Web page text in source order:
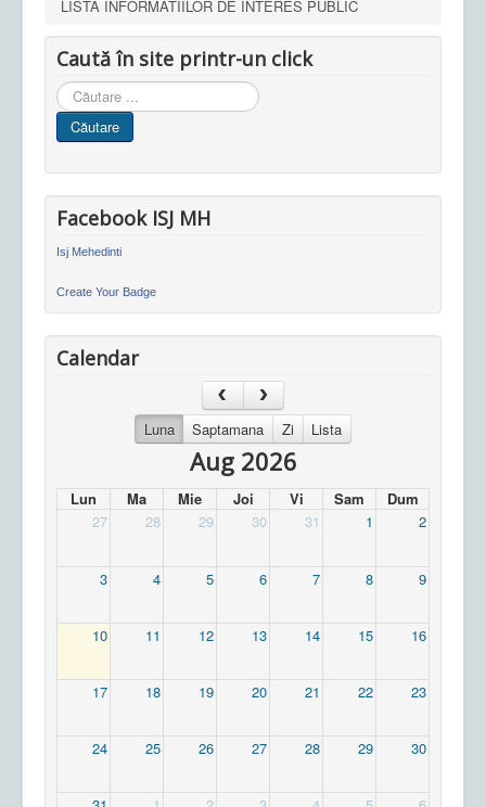
LISTA INFORMATIILOR DE INTERES PUBLIC
Caută în site printr-un click
Cauta
in
site
Căutare
Facebook ISJ MH
Isj Mehedinti
Create Your Badge
Calendar
Luna Saptamana Zi Lista
Aug 2026
Lun Ma Mie Joi Vi Sam
Dum
27
28 29 30 31 1 2
3 4 5 6 7 8 9
10 11 12 13 14 15 16
17 18 19 20 21 22 23
24 25 26 27 28 29 30